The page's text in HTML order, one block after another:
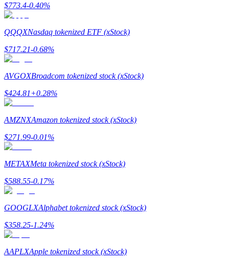
กลยุทธ์การซื้อขาย
$773.4-0.40%
QQQXNasdaq tokenized ETF (xStock)
$717.21-0.68%
AVGOXBroadcom tokenized stock (xStock)
$424.81+0.28%
AMZNXAmazon tokenized stock (xStock)
$271.99-0.01%
METAXMeta tokenized stock (xStock)
$588.55-0.17%
GOOGLXAlphabet tokenized stock (xStock)
$358.25-1.24%
AAPLXApple tokenized stock (xStock)